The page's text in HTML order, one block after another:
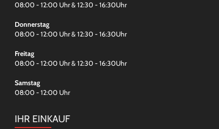
08:00 - 12:00 Uhr & 12:30 - 16:30Uhr
Donnerstag
08:00 - 12:00 Uhr & 12:30 - 16:30Uhr
Freitag
08:00 - 12:00 Uhr & 12:30 - 16:30Uhr
Samstag
08:00 - 12:00 Uhr
IHR EINKAUF